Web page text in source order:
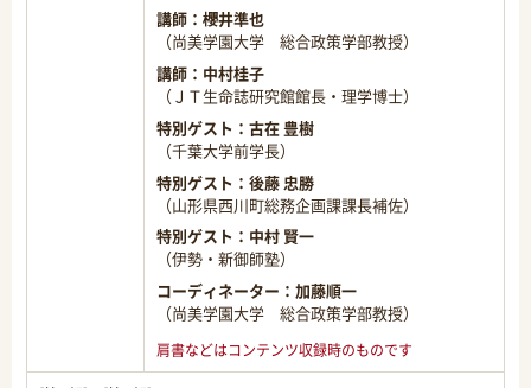
講師： 櫻井準也
（尚美学園大学 総合政策学部教授）
講師： 中村桂子
（ＪＴ生命誌研究館館長・理学博士）
特別ゲスト： 古在 豊樹
（千葉大学前学長）
特別ゲスト： 後藤 忠勝
（山形県西川町総務企画課課長補佐）
特別ゲスト： 中村 賢一
（伊勢・新御師塾）
コーディネーター： 加藤順一
（尚美学園大学 総合政策学部教授）
肩書などはコンテンツ収録時のものです